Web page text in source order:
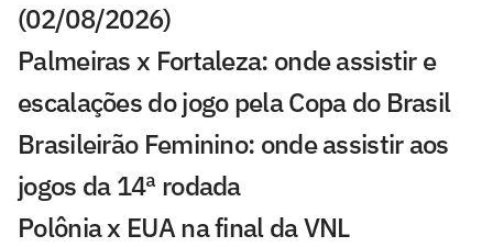
(02/08/2026)
Palmeiras x Fortaleza: onde assistir e
escalações do jogo pela Copa do Brasil
Brasileirão Feminino: onde assistir aos
jogos da 14ª rodada
Polônia x EUA na final da VNL